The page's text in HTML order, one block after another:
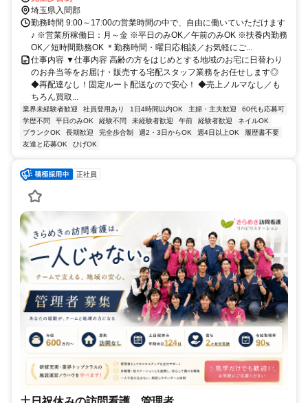
埼玉県入間郡
勤務時間 9:00～17:00の営業時間の中で、自由に働いていただけます
♪ ※営業所稼働日：月～金 ※平日のみOK／午前のみOK ※扶養内勤務
OK／短時間勤務OK ＊勤務時間・曜日応相談／お気軽にご...
仕事内容 ▼仕事内容 高齢の方をはじめとする地域のお宅に日替わり
のお弁当等をお届け・販売する宅配スタッフ業務をお任せします◎
◆再配達なし！固定ルート配送なので安心！ ◆売上ノルマなし／も
ちろん買取...
業界未経験者歓迎 社員登用あり 1日4時間以内OK 主婦・主夫歓迎
60代も応募可
学歴不問
平日のみOK 経験不問 未経験者歓迎 午前 経験者歓迎
ネイルOK
ブランクOK
長期歓迎 完全歩合制 週2・3日からOK 週4日以上OK
履歴書不要
友達と応募OK
ひげOK
正社員